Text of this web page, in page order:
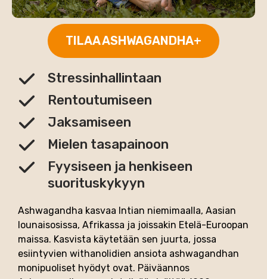
TILAA ASHWAGANDHA+
Stressinhallintaan
Rentoutumiseen
Jaksamiseen
Mielen tasapainoon
Fyysiseen ja henkiseen
suorituskykyyn
Ashwagandha kasvaa Intian niemimaalla, Aasian
lounaisosissa, Afrikassa ja joissakin Etelä-Euroopan
maissa. Kasvista käytetään sen juurta, jossa
esiintyvien withanolidien ansiota ashwagandhan
monipuoliset hyödyt ovat. Päiväannos